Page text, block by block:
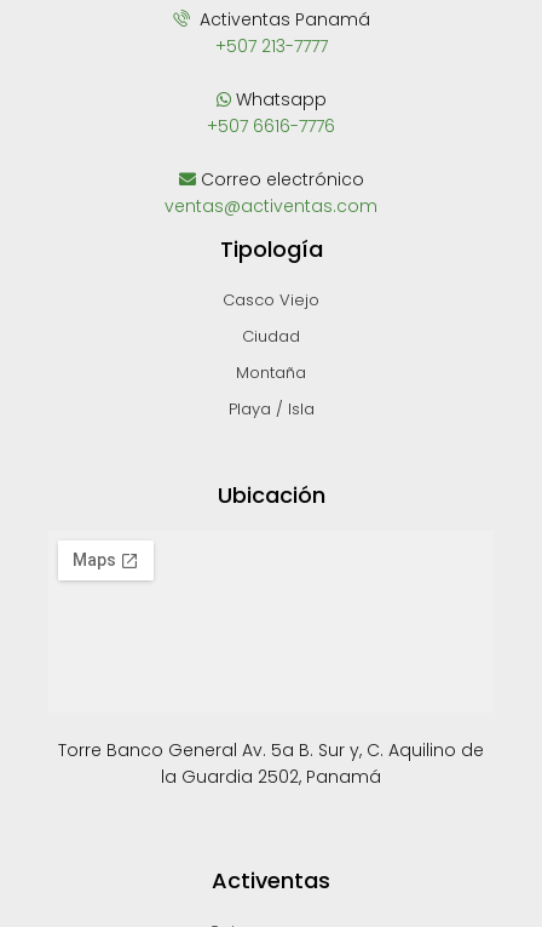
Activentas Panamá
+507 213-7777
Whatsapp
+507 6616-7776
Correo electrónico
ventas@activentas.com
Tipología
Casco Viejo
Ciudad
Montaña
Playa / Isla
Ubicación
Torre Banco General Av. 5a B. Sur y, C. Aquilino de
la Guardia 2502, Panamá
Activentas